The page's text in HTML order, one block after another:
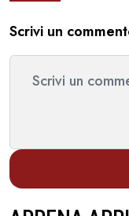
Scrivi un